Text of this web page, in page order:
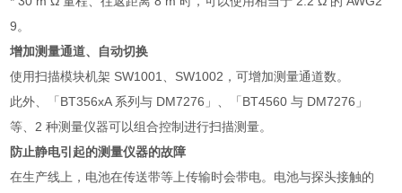
9。
增加测量通道、自动切换
使用扫描模块机架 SW1001 SW1002 ，可增加测量通道数。
此外、「 BT356xA 系列与 DM7276 」、「 BT4560与 DM7276 」
等、 2种测量仪器可以组合控制进行扫描测量。
防止静电引起的测量仪器的故障
在生产线上，电池在传送带等上传输时会带电。电池与探头接触的